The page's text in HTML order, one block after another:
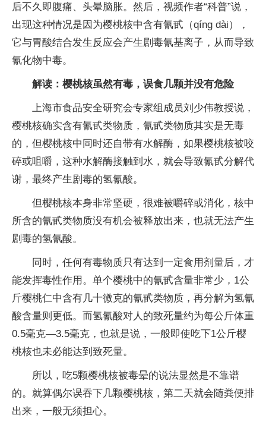
后不久即腹痛、头晕脑胀。然后，视频作者“科普”说，
出现这种情况是因为樱桃核中含有氰甙（qíng dài），
它与胃酸结合发生反应会产生剧毒氰基离子，从而导致
氰化物中毒。
解读：樱桃核虽然有毒，误食几颗并没有危险
上海市食品安全研究会专家组成员刘少伟教授说，
樱桃核确实含有氰甙类物质，氰甙类物质其实是无毒
的，但樱桃核中同时还自带有水解酶，如果樱桃核被咬
碎或咀嚼，这种水解酶接触到水，就会导致氰甙分解代
谢，最终产生剧毒的氢氰酸。
但樱桃核本身非常坚硬，很难被嚼碎或消化，核中
所含的氰甙类物质没有机会被释放出来，也就无法产生
剧毒的氢氰酸。
同时，任何有毒物质只有达到一定食用剂量后，才
能发挥毒性作用。单个樱桃中的氰甙含量非常少，1公
斤樱桃仁中含有几十微克的氰甙类物质，再分解为氢氰
酸含量则更低。而氢氰酸对人的致死量约为每公斤体重
0.5毫克—3.5毫克，也就是说，一般即使吃下1公斤樱
桃核也未必能达到致死量。
所以，吃5颗樱桃核被毒晕的说法显然是不靠谱
的。就算偶尔误吞下几颗樱桃核，第二天就会随粪便排
出来，一般无须担心。